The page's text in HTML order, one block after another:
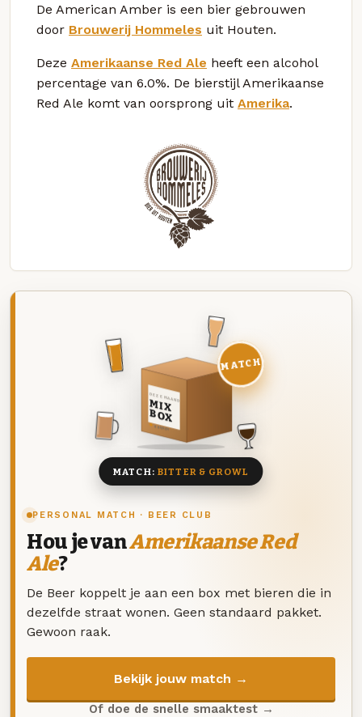
De American Amber is een bier gebrouwen
door Brouwerij Hommeles uit Houten.
Deze Amerikaanse Red Ale heeft een alcohol
percentage van 6.0%. De bierstijl Amerikaanse
Red Ale komt van oorsprong uit Amerika.
PERSONAL MATCH · BEER CLUB
Hou je vanAmerikaanse Red
Ale?
De Beer koppelt je aan een box met bieren die in
dezelfde straat wonen. Geen standaard pakket.
Gewoon raak.
Bekijk jouw match →
Of doe de snelle smaaktest →
DEZE MAAND
MIX
BOX
8 BIEREN
MATCH
MATCH: BITTER & GROWL